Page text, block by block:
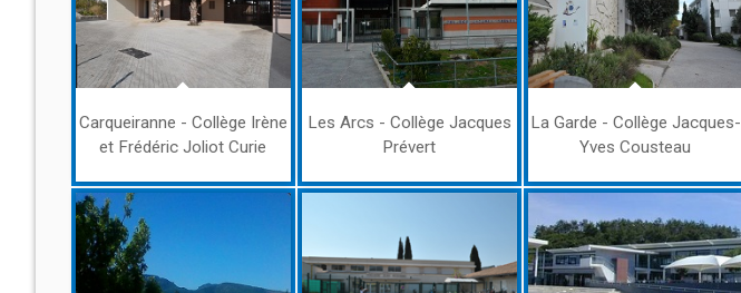
Carqueiranne - Collège Irène
et Frédéric Joliot Curie
Les Arcs - Collège Jacques
Prévert
La Garde - Collège Jacques-
Yves Cousteau